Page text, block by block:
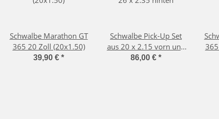
Schwalbe Marathon GT
365 20 Zoll (20x1.50)
39,90 € *
Schwalbe Pick-Up Set
aus 20 x 2.15 vorn und
26 x 2.35 hinten
86,00 € *